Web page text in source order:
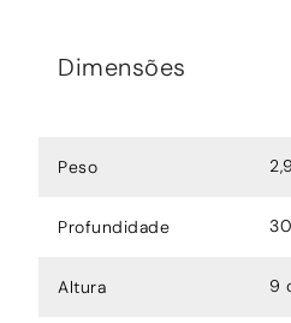
Dimensões
Peso
Profundidade
Altura 9